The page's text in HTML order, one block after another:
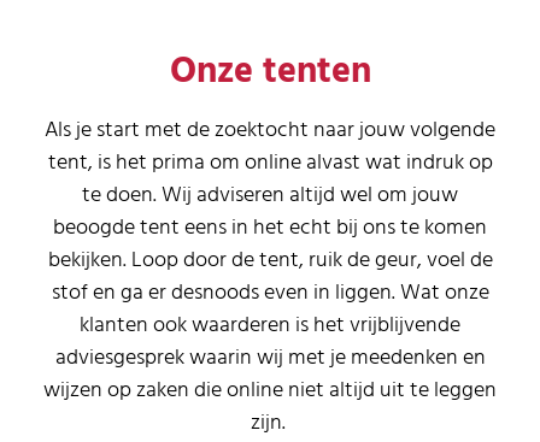
Onze tenten
Als je start met de zoektocht naar jouw volgende
tent, is het prima om online alvast wat indruk op
te doen. Wij adviseren altijd wel om jouw
beoogde tent eens in het echt bij ons te komen
bekijken. Loop door de tent, ruik de geur, voel de
stof en ga er desnoods even in liggen. Wat onze
klanten ook waarderen is het vrijblijvende
adviesgesprek waarin wij met je meedenken en
wijzen op zaken die online niet altijd uit te leggen
zijn.